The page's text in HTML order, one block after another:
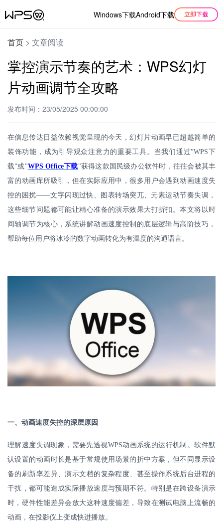
Windows下载Android下载
首页 > 文章阅读
掌控演示节奏的艺术：WPS幻灯
片动画调节全攻略
发布时间：23/05/2025 00:00:00
在信息传达日益依赖视觉呈现的今天，幻灯片动画早已超越简单的
装饰功能，成为引导观众注意力的重要工具。当我们通过"WPS下
载"或"WPS Office下载"获得这款国民级办公软件时，往往会被其丰
富的动画库所吸引，但在实际应用中，很多用户会遇到动画速度失
控的困扰——文字闪现过快、图表转场突兀、元素运动节奏失调，
这些细节问题都可能让精心准备的演示效果大打折扣。本文将以时
间轴调节为核心，系统讲解动画速度控制的底层逻辑与高阶技巧，
帮助每位用户将冰冷的数字动画转化为有温度的沟通语言。
一、动画速度失控的深层原因
理解速度失调现象，需要先透视WPS动画系统的运行机制。软件默
认设置的动画时长是基于常规使用场景的折中方案，但不同显示设
备的刷新率差异、演示文档的复杂程度、甚至操作系统后台进程的
干扰，都可能造成实际播放速度与预期不符。特别是在跨设备演示
时，硬件性能差异会放大这种速度偏差，导致在测试电脑上流畅的
动画，在投影仪上变成快进播放。